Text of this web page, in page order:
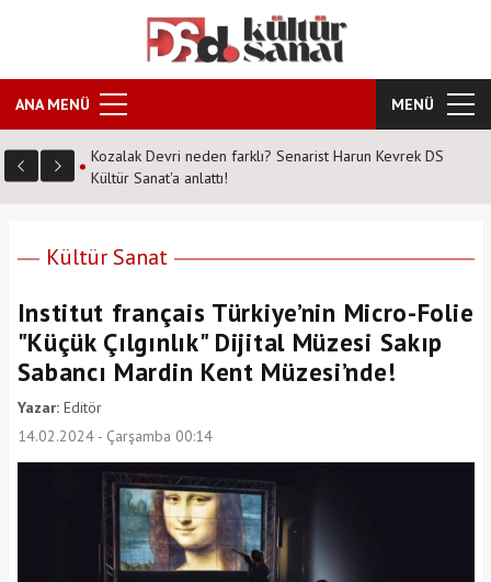
ANA MENÜ MENÜ
Kozalak Devri neden farklı? Senarist Harun Kevrek DS
Kültür Sanat'a anlattı!
Kültür Sanat
Institut français Türkiye’nin Micro-Folie
"Küçük Çılgınlık" Dijital Müzesi Sakıp
Sabancı Mardin Kent Müzesi’nde!
Yazar:Editör
14.02.2024 - Çarşamba 00:14